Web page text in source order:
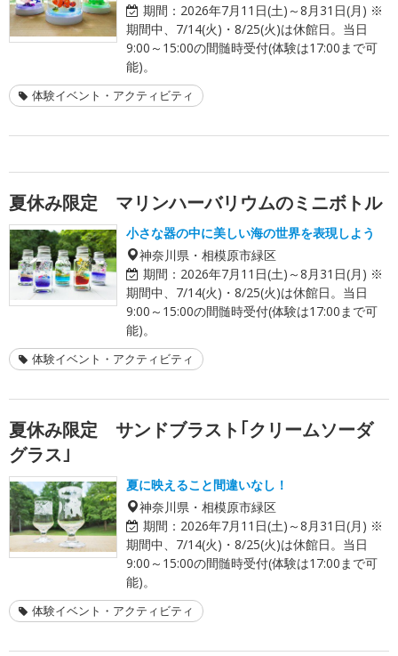
期間： 2026年7月11日(土)～8月31日(月) ※
期間中、7/14(火)・8/25(火)は休館日。当日
9:00～15:00の間髄時受付(体験は17:00まで可
能)。
体験イベント・アクティビティ
夏休み限定 マリンハーバリウムのミニボトル
小さな器の中に美しい海の世界を表現しよう
神奈川県・相模原市緑区
期間： 2026年7月11日(土)～8月31日(月) ※
期間中、7/14(火)・8/25(火)は休館日。当日
9:00～15:00の間髄時受付(体験は17:00まで可
能)。
体験イベント・アクティビティ
夏休み限定 サンドブラスト｢クリームソーダ
グラス｣
夏に映えること間違いなし！
神奈川県・相模原市緑区
期間： 2026年7月11日(土)～8月31日(月) ※
期間中、7/14(火)・8/25(火)は休館日。当日
9:00～15:00の間髄時受付(体験は17:00まで可
能)。
体験イベント・アクティビティ